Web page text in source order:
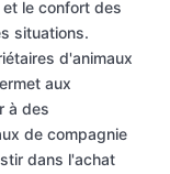
le confort des
situations.
d'animaux
aux
à des
de compagnie
dans l'achat